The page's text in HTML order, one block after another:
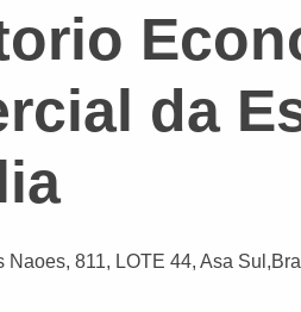
da
Naoes, 811, LOTE 44, Asa Sul,